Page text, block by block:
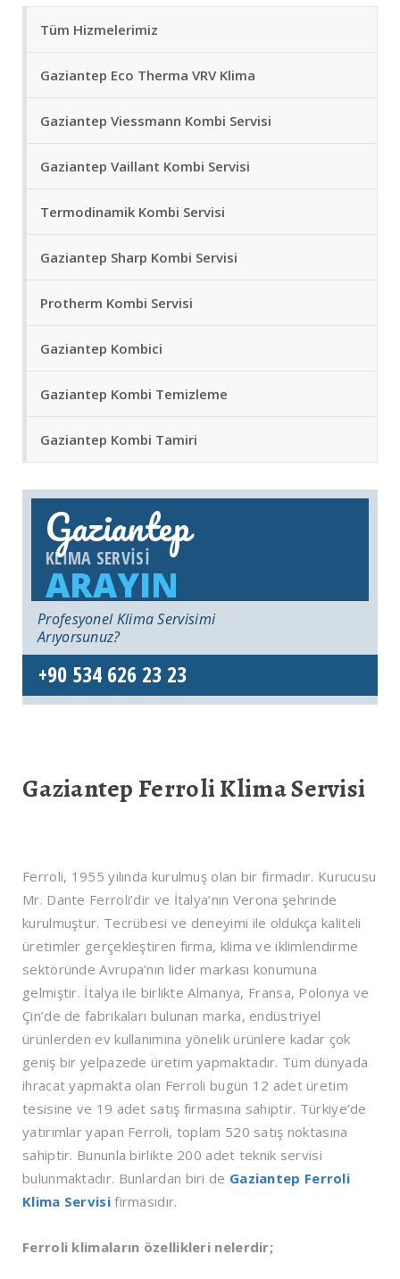
Tüm Hizmelerimiz
Gaziantep Eco Therma VRV Klima
Gaziantep Viessmann Kombi Servisi
Gaziantep Vaillant Kombi Servisi
Termodinamik Kombi Servisi
Gaziantep Sharp Kombi Servisi
Protherm Kombi Servisi
Gaziantep Kombici
Gaziantep Kombi Temizleme
Gaziantep Kombi Tamiri
Gaziantep
KLIMA SERVISI
ARAYIN
Profesyonel Klima Servisimi
Arıyorsunuz?
+90 534 626 23 23
Gaziantep Ferroli Klima Servisi
Ferroli, 1955 yılında kurulmuş olan bir firmadır. Kurucusu
Mr. Dante Ferroli’dir ve İtalya’nın Verona şehrinde
kurulmuştur. Tecrübesi ve deneyimi ile oldukça kaliteli
üretimler gerçekleştiren firma, klima ve iklimlendirme
sektöründe Avrupa’nın lider markası konumuna
gelmiştir. İtalya ile birlikte Almanya, Fransa, Polonya ve
Çin’de de fabrikaları bulunan marka, endüstriyel
ürünlerden ev kullanımına yönelik ürünlere kadar çok
geniş bir yelpazede üretim yapmaktadır. Tüm dünyada
ihracat yapmakta olan Ferroli bugün 12 adet üretim
tesisine ve 19 adet satış firmasına sahiptir. Türkiye’de
yatırımlar yapan Ferroli, toplam 520 satış noktasına
sahiptir. Bununla birlikte 200 adet teknik servisi
bulunmaktadır. Bunlardan biri de Gaziantep Ferroli
Klima Servisifirmasıdır.
Ferroli klimaların özellikleri nelerdir;